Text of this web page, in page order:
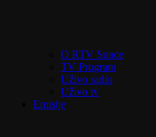
O RTV Sunce
TV Program
Uživo radio
Uživo tv
Emisije